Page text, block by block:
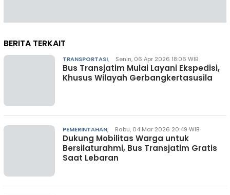
BERITA TERKAIT
TRANSPORTASI, Senin, 06 Apr 2026 18:06 WIB
Bus Transjatim Mulai Layani Ekspedisi,
Khusus Wilayah Gerbangkertasusila
PEMERINTAHAN, Rabu, 04 Mar 2026 20:49 WIB
Dukung Mobilitas Warga untuk
Bersilaturahmi, Bus Transjatim Gratis
Saat Lebaran